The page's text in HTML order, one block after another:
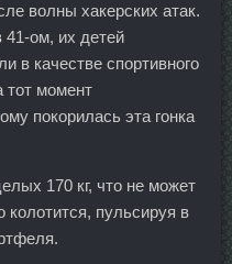
волны хакерских атак.
41-ом, их детей
в качестве спортивного
момент
покорилась эта гонка
170 кг, что не может
пульсируя в